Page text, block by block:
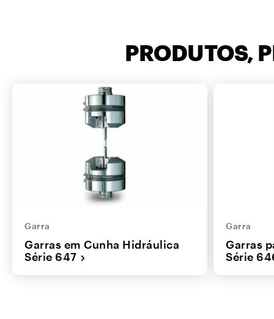
PRODUTOS,
Garra
Garras em Cunha Hidráulica
Série 647
Garra
Garras
Série